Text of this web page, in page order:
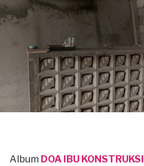
Album DOA IBU KONSTRUKSI